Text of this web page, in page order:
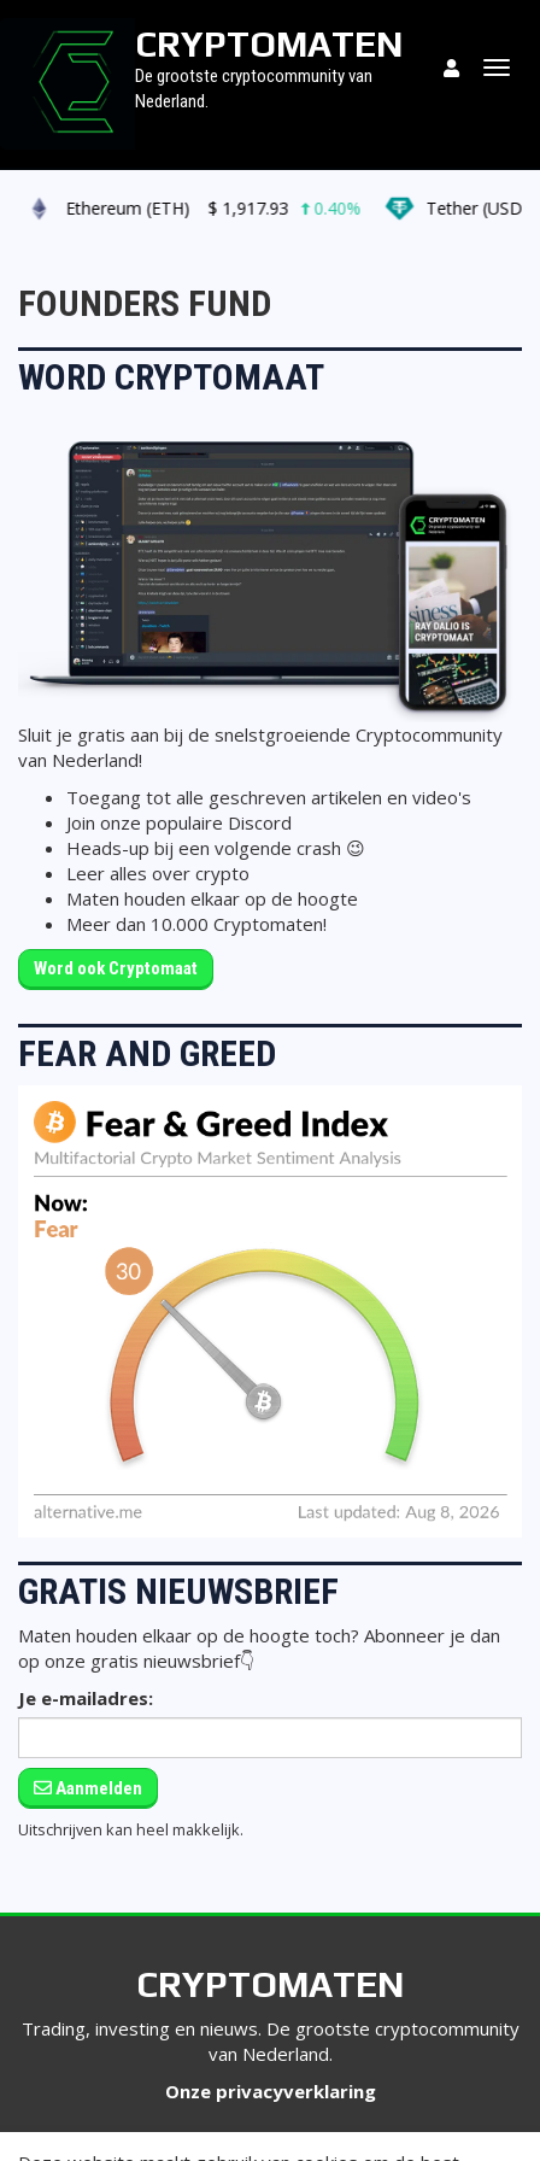
CRYPTOMATEN
De grootste cryptocommunity van
Nederland.
Ethereum (ETH) $1,917.93 0.40% Tether (USDT)
FOUNDERS FUND
WORD CRYPTOMAAT
Sluit je gratis aan bij de snelstgroeiende Cryptocommunity
van Nederland!
Toegang tot alle geschreven artikelen en video's
Join onze populaire Discord
Heads-up bij een volgende crash 😉
Leer alles over crypto
Maten houden elkaar op de hoogte
Meer dan 10.000 Cryptomaten!
Word ook Cryptomaat
FEAR AND GREED
GRATIS NIEUWSBRIEF
Maten houden elkaar op de hoogte toch? Abonneer je dan
op onze gratis nieuwsbrief👇
Je e-mailadres:
Aanmelden
Uitschrijven kan heel makkelijk.
CRYPTOMATEN
Trading, investing en nieuws. De grootste cryptocommunity
van Nederland.
Onze privacyverklaring
VOLG ONS